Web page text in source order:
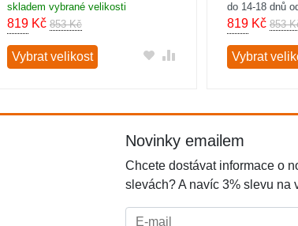
skladem vybrané velikosti
819Kč 853 Kč
Vybrat velikost
do 14-18 dnů
819Kč 853
Vybrat
Novinky emailem
Chcete dostávat informace o
slevách? A navíc 3% slevu na
E-mail: